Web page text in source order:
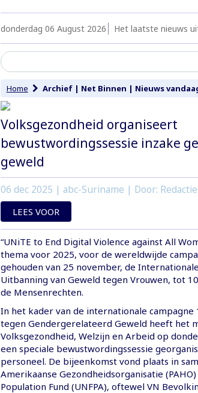
donderdag 06 August 2026 Het laatste nieuws
Home Archief| Net Binnen | Nieuws
Volksgezondheid organiseert
bewustwordingssessie inzake
geweld
06 dec 2025 | abc-Suriname | Door: Redactie
LEES VOOR
“UNiTE to End Digital Violence against All
thema voor 2025, voor de wereldwijde
gehouden van 25 november, de
Uitbanning van Geweld tegen Vrouwen, tot
de Mensenrechten.
In het kader van de internationale campagne
tegen Gendergerelateerd Geweld heeft het
Volksgezondheid, Welzijn en Arbeid op
een speciale bewustwordingssessie
personeel. De bijeenkomst vond plaats in
Amerikaanse Gezondheidsorganisatie
Population Fund (UNFPA), oftewel VN